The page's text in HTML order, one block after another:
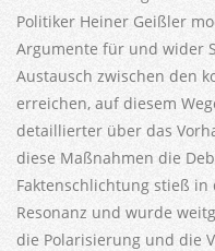
Politiker Heiner Geißler
Argumente für und wider
Austausch zwischen den
erreichen, auf diesem
detaillierter über das
diese Maßnahmen die
Faktenschlichtung stieß
Resonanz und wurde
die Polarisierung und die